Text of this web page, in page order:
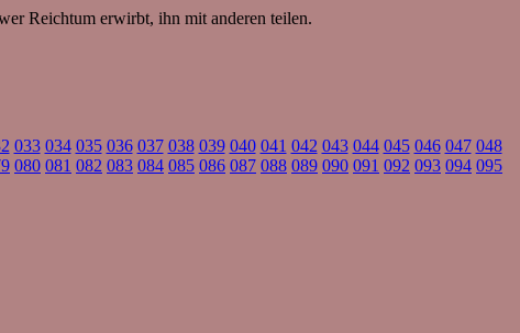
Reichtum erwirbt, ihn mit anderen teilen.
033 034 035 036 037 038 039 040 041 042 043 044 045 046 047 048
080 081 082 083 084 085 086 087 088 089 090 091 092 093 094 095